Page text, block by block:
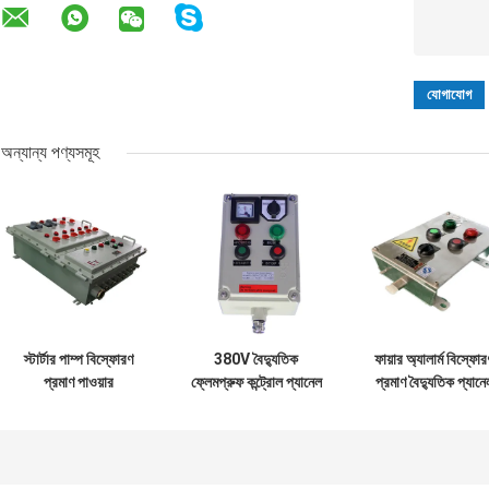
অন্যান্য পণ্যসমূহ
স্টার্টার পাম্প বিস্ফোরণ
প্রমাণ পাওয়ার
380V বৈদ্যুতিক
ফ্লেমপ্রুফ কন্ট্রোল প্যানেল
ফায়ার অ্যালার্ম
প্রমাণ বৈদ্যুতিক